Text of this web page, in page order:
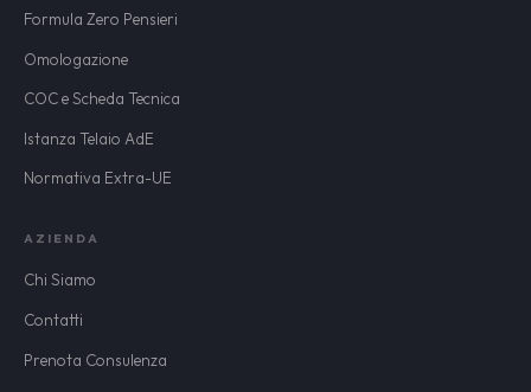
Formula Zero Pensieri
Omologazione
COC e Scheda Tecnica
Istanza Telaio AdE
Normativa Extra-UE
AZIENDA
Chi Siamo
Contatti
Prenota Consulenza